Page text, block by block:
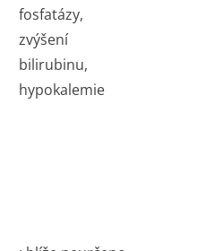
fosfatázy,
zvýšení
bilirubinu,
hypokalemie